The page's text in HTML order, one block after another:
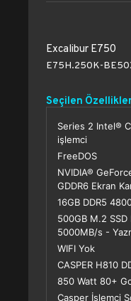
Excalibur E750
E75H.250K-
Seçilen
Series 2 Intel®
işlemci
FreeDOS
NVIDIA®
GDDR6 Ekran
16GB DDR5
500GB M.2
5000MB/s -
WIFI Yok
CASPER H810
850 Watt 80+
Casper İşlemci